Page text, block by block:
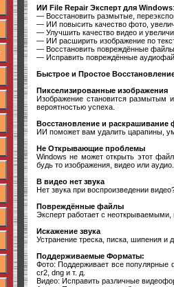
ИИ File Repair Эксперт для Windows:
— Восстановить размытые,
— ИИ повысить качество фото,
— Улучшить качество видео и
— ИИ расширить изображение по
— Восстановить повреждённые
— Исправить повреждённые
Быстрое и Простое
Пикселизированные изображения
Изображение становится размытым
вероятностью успеха.
Восстановление и раскрашивание
ИИ поможет вам удалить царапины,
Не Открывающие проблемы
Windows не может открыть этот
будь то изображения, видео или аудио.
В видео нет звука
Нет звука при воспроизведении
Повреждённые файлы
Эксперт работает с
Искажение звука
Устранение треска, писка, шипения и
Поддерживаемые Форматы:
Фото: Поддерживает все популярные
cr2, dng и т. д.
Видео: Исправить различные